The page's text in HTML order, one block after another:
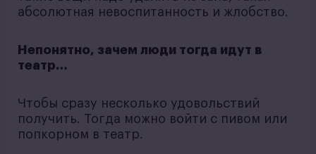
абсолютная невоспитанность и жлобство.
Непонятно, зачем люди тогда идут в
театр…
Чтобы сразу несколько удовольствий
получить. Тогда можно войти с пивом или
попкорном в театр.